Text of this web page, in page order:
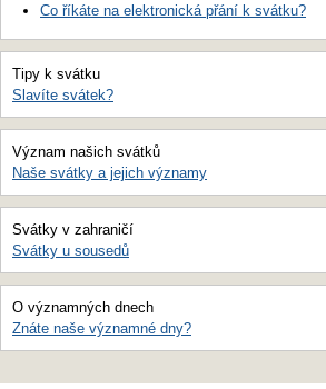
Co říkáte na elektronická přání k svátku?
Tipy k svátku
Slavíte svátek?
Význam našich svátků
Naše svátky a jejich významy
Svátky v zahraničí
Svátky u sousedů
O významných dnech
Znáte naše významné dny?